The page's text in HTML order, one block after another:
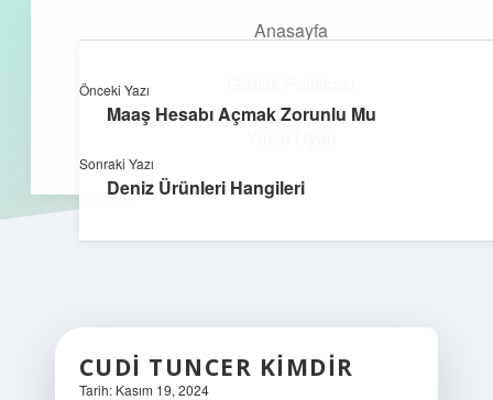
Anasayfa
aç
kefa.com.tr
CUDI TUNCER KIMDIR
Tarih: Kasım 19, 2024
Önceki Yazı
Maaş Hesabı Açmak Zorunlu Mu
Sonraki Yazı
Deniz Ürünleri Hangileri